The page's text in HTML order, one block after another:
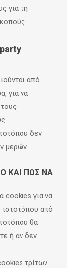
για τη
από
για να
δεν
μερών.
ΚΑΙ ΠΏΣ ΝΑ
cookies για να
ιστοτόπου από
θα
ή αν δεν
τρίτων